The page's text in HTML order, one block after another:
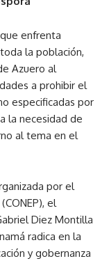
enfrenta
la población,
Azuero al
a prohibir el
especificadas por
la necesidad de
al tema en el
por el
el
Diez Montilla
radica en la
y gobernanza